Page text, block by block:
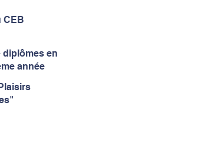
CEB
diplômes en
année